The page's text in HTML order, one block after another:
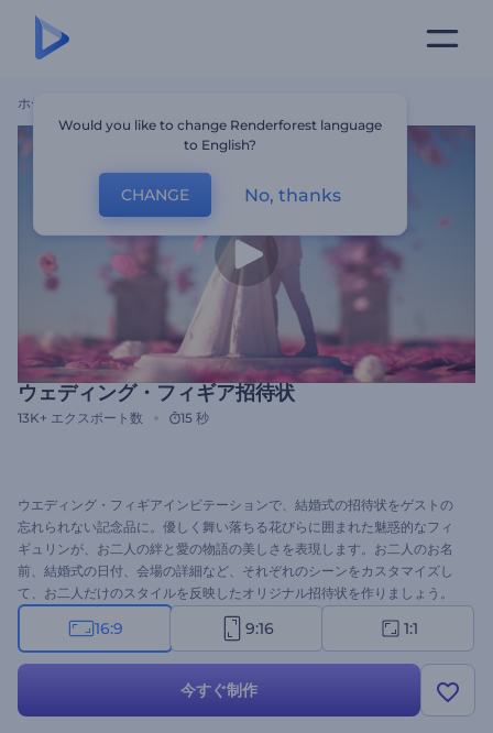
ホーム
ウェディング・フィギア招待状
13K+ エクスポート数 15 秒
ウエディング・フィギアインビテーションで、結婚式の招待状をゲストの
忘れられない記念品に。優しく舞い落ちる花びらに囲まれた魅惑的なフィ
ギュリンが、お二人の絆と愛の物語の美しさを表現します。お二人のお名
前、結婚式の日付、会場の詳細など、それぞれのシーンをカスタマイズし
て、お二人だけのスタイルを反映したオリジナル招待状を作りましょう。
また、ムードを盛り上げるロマンチックなBGMを選んで、招待状動画にロ
マンチックなタッチを加えましょう。今すぐクレートして、結婚式のお知
16:9 9:16 1:1
今すぐ制作
Would you like to change Renderforest language
to English?
CHANGE No, thanks